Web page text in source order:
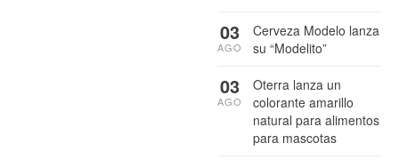
Cerveza Modelo lanza
su “Modelito”
03
AGO
Oterra lanza un
colorante amarillo
natural para alimentos
para mascotas
03
AGO